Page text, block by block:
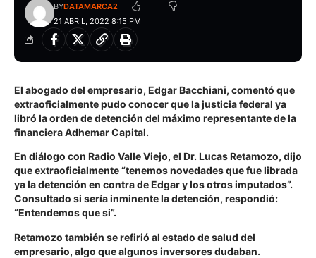
21 ABRIL, 2022 8:15 PM
BYDATAMARCA2
El abogado del empresario, Edgar Bacchiani, comentó que
extraoficialmente pudo conocer que la justicia federal ya
libró la orden de detención del máximo representante de la
financiera Adhemar Capital.
En diálogo con Radio Valle Viejo, el Dr. Lucas Retamozo, dijo
que extraoficialmente “tenemos novedades que fue librada
ya la detención en contra de Edgar y los otros imputados”.
Consultado si sería inminente la detención, respondió:
“Entendemos que si”.
Retamozo también se refirió al estado de salud del
empresario, algo que algunos inversores dudaban.